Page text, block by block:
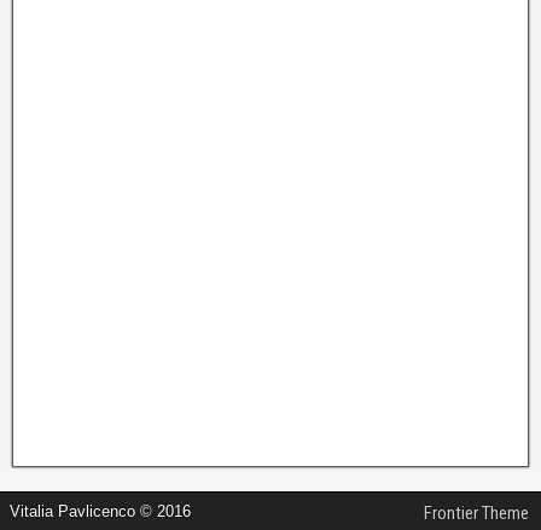
Vitalia Pavlicenco © 2016 Frontier Theme